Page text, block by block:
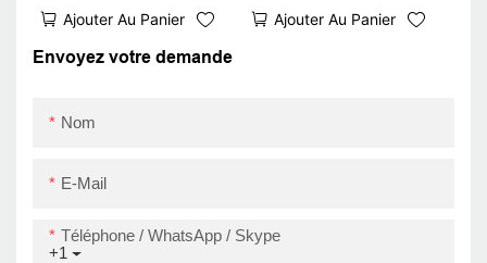
transport et
d'emballage iOS
Imprimante USB
Ajouter Au Panier
Products Prix Prix Bar
Ajouter Au Panier
Envoyez votre demande
Nom
E-Mail
+1
Téléphone / WhatsApp / Skype